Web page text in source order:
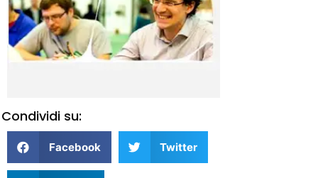
Condividi su:
Facebook Twitter